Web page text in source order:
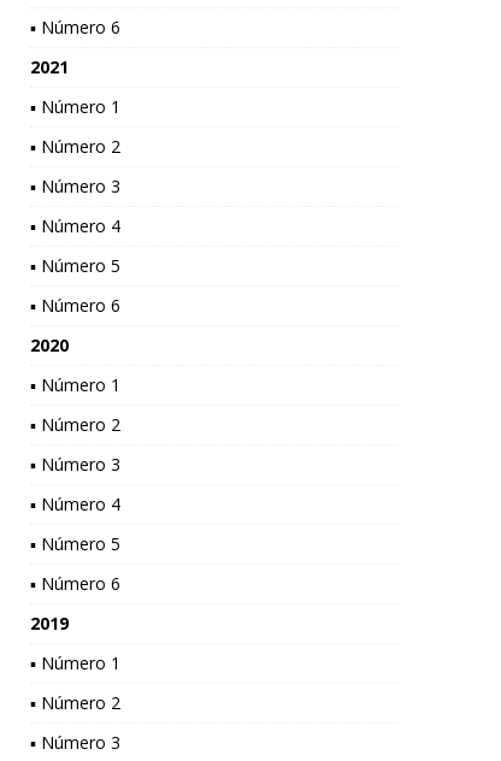
▪ Número 6
2021
▪ Número 1
▪ Número 2
▪ Número 3
▪ Número 4
▪ Número 5
▪ Número 6
2020
▪ Número 1
▪ Número 2
▪ Número 3
▪ Número 4
▪ Número 5
▪ Número 6
2019
▪ Número 1
▪ Número 2
▪ Número 3